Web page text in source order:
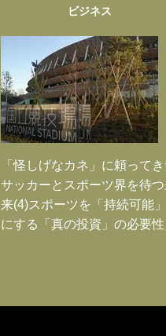
ビジネス
「怪しげなカネ」に頼ってき
サッカーとスポーツ界を待つ
来(4)スポーツを「持続可能」
にする「真の投資」の必要性